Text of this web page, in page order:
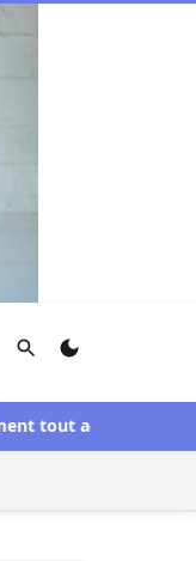
Rechercher
accord avec «